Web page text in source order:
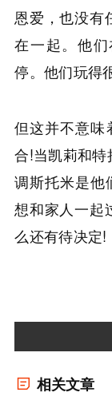
恩爱，也没有
在一起。他
停。他们玩得
但这并不意味
合!当凯莉和
调斯托米是他
想和家人一起
么还有待决定!
相关文章